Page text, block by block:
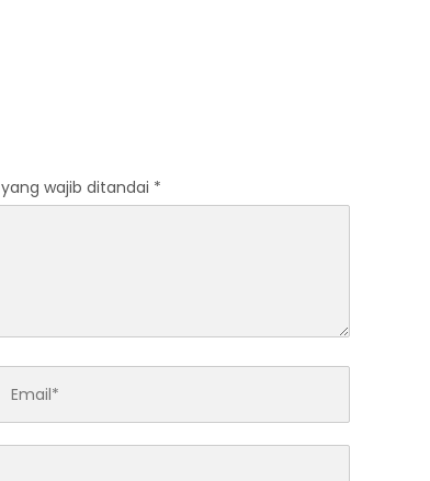
yang wajib ditandai *